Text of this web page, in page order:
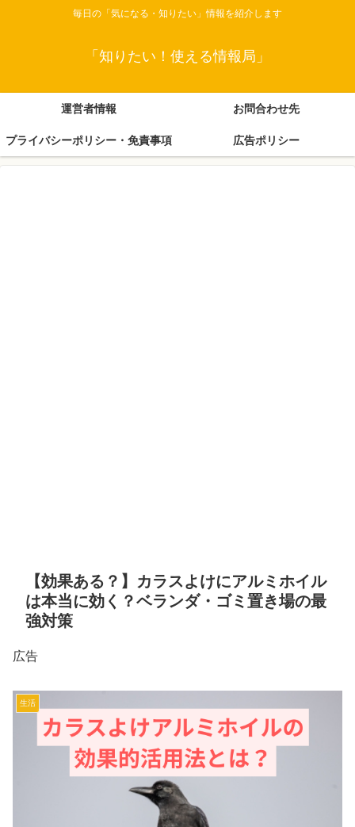
毎日の「気になる・知りたい」情報を紹介します
「知りたい！使える情報局」
運営者情報 お問合わせ先
プライバシーポリシー・免責事項 広告ポリシー
【効果ある？】カラスよけにアルミホイル
は本当に効く？ベランダ・ゴミ置き場の最
強対策
広告
生活